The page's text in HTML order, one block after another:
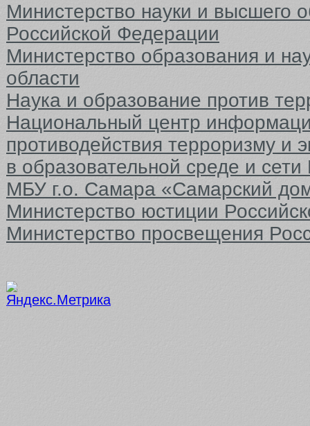
Министерство науки и высшего
Российской Федерации
Министерство образования и
области
Наука и образование против
Национальный центр
противодействия терроризму и
в образовательной среде и сети
МБУ г.о. Самара «Самарский
Министерство юстиции
Министерство просвещения